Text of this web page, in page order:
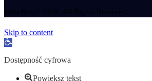
Web-Box© 2026. All Rights Reserved.
Skip to content
Open toolbar
Dostępność cyfrowa
Powiększ tekst